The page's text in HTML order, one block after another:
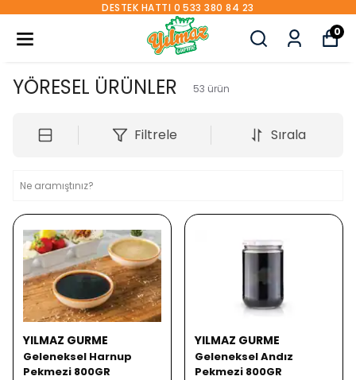
DESTEK HATTI 0 533 380 84 23
0
YÖRESEL ÜRÜNLER 53 ürün
Filtrele Sırala
YILMAZ GURME
Geleneksel Harnup
Pekmezi 800GR
YILMAZ GURME
Geleneksel Andız
Pekmezi 800GR